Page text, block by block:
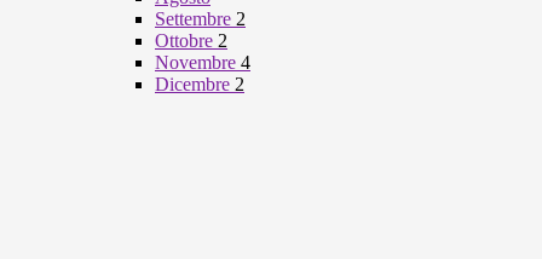
Settembre 2
Ottobre 2
Novembre 4
Dicembre 2